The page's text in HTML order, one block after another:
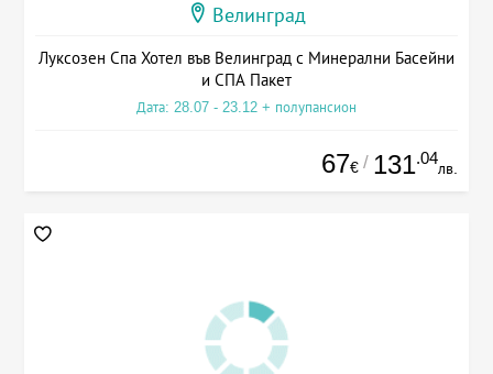
Велинград
Луксозен Спа Хотел във Велинград с Минерални Басейни
и СПА Пакет
Дата: 28.07 - 23.12 + полупансион
67€ / 131.04
лв.